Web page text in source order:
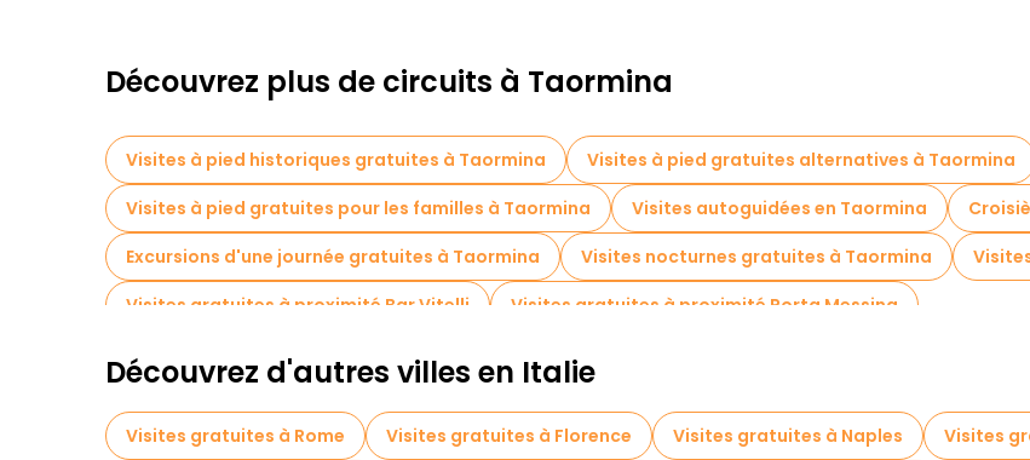
Découvrez plus de circuits à Taormina
Visites à pied historiques gratuites à Taormina Visites à pied gratuites alternatives à Taormina
Visites à pied gratuites pour les familles à Taormina
Visites autoguidées en Taormina
Excursions d'une journée gratuites à Taormina
Visites nocturnes gratuites à Taormina
Visites gratuites à proximité Bar Vitelli
Visites gratuites à proximité Porta Messina
Découvrez d'autres villes en Italie
Visites gratuites à Rome Visites gratuites à Florence Visites gratuites à Naples Visites